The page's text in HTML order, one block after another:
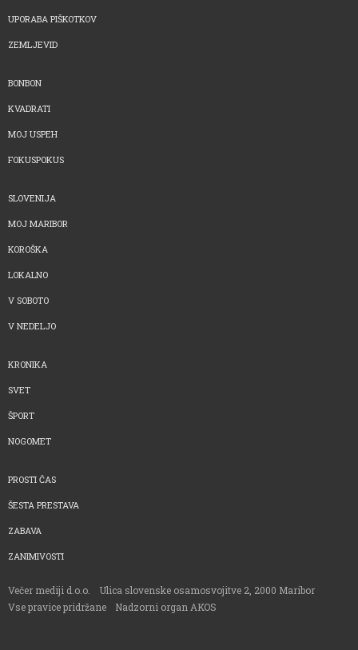
UPORABA PIŠKOTKOV
ZEMLJEVID
BONBON
KVADRATI
MOJ USPEH
FOKUSPOKUS
SLOVENIJA
MOJ MARIBOR
KOROŠKA
LOKALNO
V SOBOTO
V NEDELJO
KRONIKA
SVET
ŠPORT
NOGOMET
PROSTI ČAS
ŠESTA PRESTAVA
ZABAVA
ZANIMIVOSTI
Večer mediji d.o.o.
Ulica slovenske osamosvojitve 2, 2000 Maribor
Vse pravice pridržane
Nadzorni organ AKOS